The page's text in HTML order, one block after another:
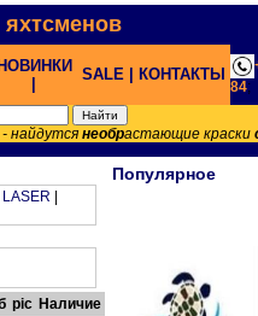
яхтсменов
НОВИНКИ
SALE | КОНТАКТЫ
84;
найдутся необрастающие краски
LASER
pic Наличие
Популярное